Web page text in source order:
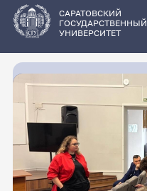
основному
содержанию
САРАТОВСКИЙ
ГОСУДАРСТВЕННЫЙ
УНИВЕРСИТЕТ